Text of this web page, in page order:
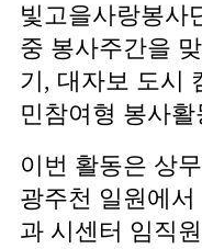
빛고을사랑봉사
중 봉사주간을
기, 대자보 도시
민참여형 봉사
이번 활동은 상
광주천 일원에
과 시센터 임직